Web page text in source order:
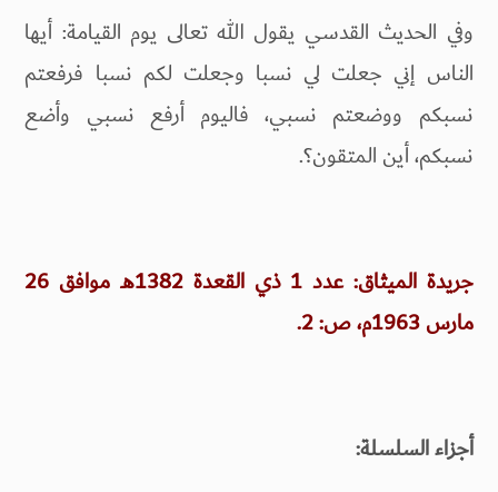
وفي الحديث القدسي يقول الله تعالى يوم القيامة: أيها
الناس إني جعلت لي نسبا وجعلت لكم نسبا فرفعتم
نسبكم ووضعتم نسبي، فاليوم أرفع نسبي وأضع
نسبكم، أين المتقون؟.
جريدة الميثاق: عدد 1 ذي القعدة 1382هـ موافق 26
مارس 1963م، ص: 2.
أجزاء السلسلة: